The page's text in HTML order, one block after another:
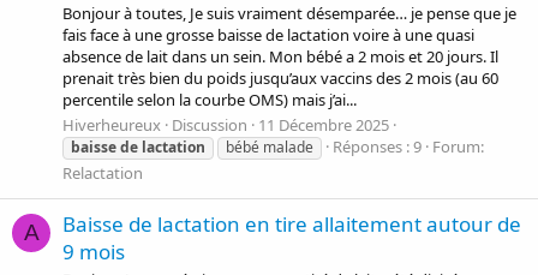
Bonjour à toutes, Je suis vraiment désemparée… je pense que je
fais face à une grosse baisse de lactation voire à une quasi
absence de lait dans un sein. Mon bébé a 2 mois et 20 jours. Il
prenait très bien du poids jusqu’aux vaccins des 2 mois (au 60
percentile selon la courbe OMS) mais j’ai...
Hiverheureux Discussion 11 Décembre 2025
baissede lactation bébé malade Réponses : 9 Forum:
Relactation
A
Baisse de lactation en tire allaitement autour de
9 mois